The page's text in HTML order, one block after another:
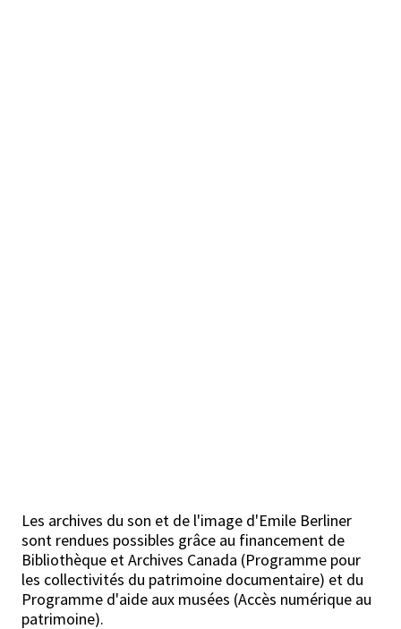
Les archives du son et de l'image d'Emile Berliner
sont rendues possibles grâce au financement de
Bibliothèque et Archives Canada (Programme pour
les collectivités du patrimoine documentaire) et du
Programme d'aide aux musées (Accès numérique au
patrimoine).